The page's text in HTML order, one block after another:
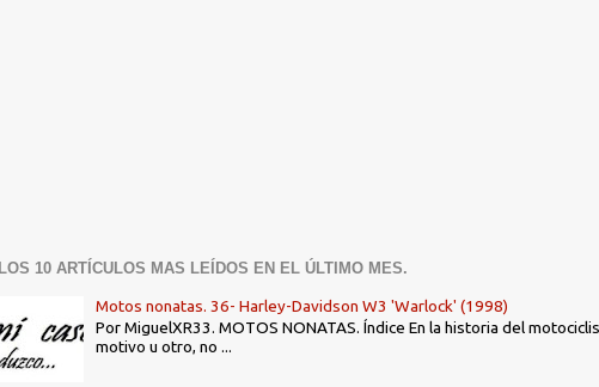
LOS 10 ARTÍCULOS MAS LEÍDOS EN EL ÚLTIMO MES.
Motos nonatas. 36- Harley-Davidson W3 'Warlock' (1998)
Por MiguelXR33. MOTOS NONATAS. Índice En la historia del
motivo u otro, no ...